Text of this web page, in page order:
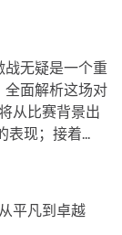
无疑是一个重
全面解析这场对
从比赛背景出
表现；接着...